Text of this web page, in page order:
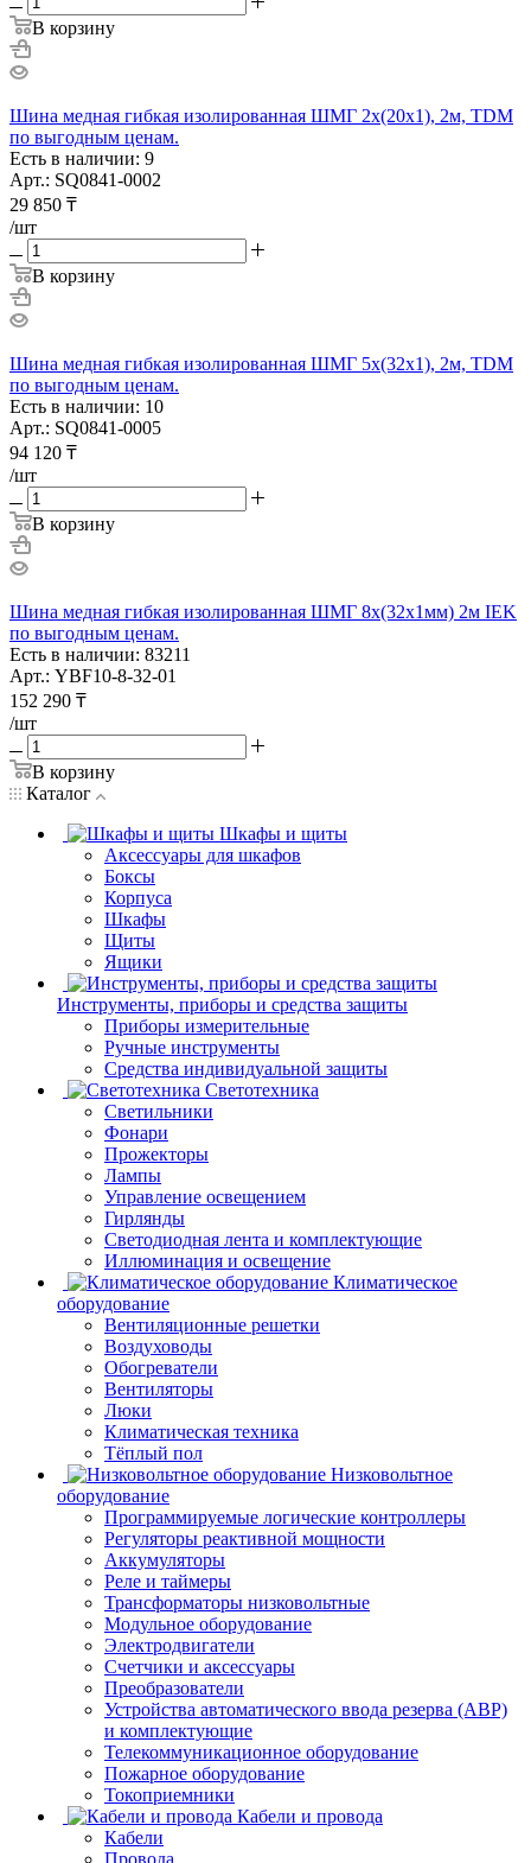
В корзину
Шина медная гибкая изолированная ШМГ 2х(20х1), 2м, TDM
по выгодным ценам.
Есть в наличии: 9
Арт.: SQ0841-0002
29 850 ₸
/шт
В корзину
Шина медная гибкая изолированная ШМГ 5х(32х1), 2м, TDM
по выгодным ценам.
Есть в наличии: 10
Арт.: SQ0841-0005
94 120 ₸
/шт
В корзину
Шина медная гибкая изолированная ШМГ 8х(32х1мм) 2м IEK
по выгодным ценам.
Есть в наличии: 83211
Арт.: YBF10-8-32-01
152 290 ₸
/шт
В корзину
Каталог
Шкафы и щиты
Аксессуары для шкафов
Боксы
Корпуса
Шкафы
Щиты
Ящики
Инструменты, приборы и средства защиты
Приборы измерительные
Ручные инструменты
Средства индивидуальной защиты
Светотехника
Светильники
Фонари
Прожекторы
Лампы
Управление освещением
Гирлянды
Светодиодная лента и комплектующие
Иллюминация и освещение
Климатическое
оборудование
Вентиляционные решетки
Воздуховоды
Обогреватели
Вентиляторы
Люки
Климатическая техника
Тёплый пол
Низковольтное
оборудование
Программируемые логические контроллеры
Регуляторы реактивной мощности
Аккумуляторы
Реле и таймеры
Трансформаторы низковольтные
Модульное оборудование
Электродвигатели
Счетчики и аксессуары
Преобразователи
Устройства автоматического ввода резерва (АВР)
и комплектующие
Телекоммуникационное оборудование
Пожарное оборудование
Токоприемники
Кабели и провода
Кабели
Провода